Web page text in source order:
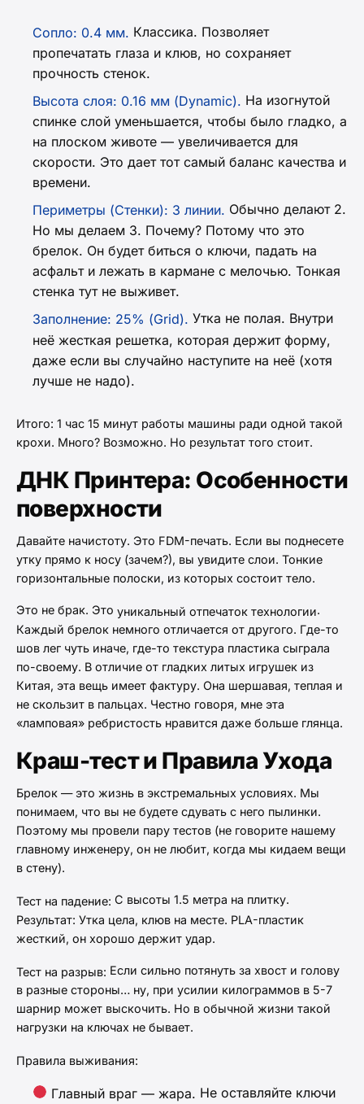
Сопло: 0.4 мм. Классика. Позволяет
пропечатать глаза и клюв, но сохраняет
прочность стенок.
Высота слоя: 0.16 мм (Dynamic). На изогнутой
спинке слой уменьшается, чтобы было гладко, а
на плоском животе — увеличивается для
скорости. Это дает тот самый баланс качества и
времени.
Периметры (Стенки): 3 линии. Обычно делают 2.
Но мы делаем 3. Почему? Потому что это
брелок. Он будет биться о ключи, падать на
асфальт и лежать в кармане с мелочью. Тонкая
стенка тут не выживет.
Заполнение: 25% (Grid). Утка не полая. Внутри
неё жесткая решетка, которая держит форму,
даже если вы случайно наступите на неё (хотя
лучше не надо).
Итого: 1 час 15 минут работы машины ради одной такой
крохи. Много? Возможно. Но результат того стоит.
ДНК Принтера: Особенности
поверхности
Давайте начистоту. Это FDM-печать. Если вы поднесете
утку прямо к носу (зачем?), вы увидите слои. Тонкие
горизонтальные полоски, из которых состоит тело.
Это не брак. Это уникальный отпечаток технологии.
Каждый брелок немного отличается от другого. Где-то
шов лег чуть иначе, где-то текстура пластика сыграла
по-своему. В отличие от гладких литых игрушек из
Китая, эта вещь имеет фактуру. Она шершавая, теплая и
не скользит в пальцах. Честно говоря, мне эта
«ламповая» ребристость нравится даже больше глянца.
Краш-тест и Правила Ухода
Брелок — это жизнь в экстремальных условиях. Мы
понимаем, что вы не будете сдувать с него пылинки.
Поэтому мы провели пару тестов (не говорите нашему
главному инженеру, он не любит, когда мы кидаем вещи
в стену).
Тест на падение: С высоты 1.5 метра на плитку.
Результат: Утка цела, клюв на месте. PLA-пластик
жесткий, он хорошо держит удар.
Тест на разрыв: Если сильно потянуть за хвост и голову
в разные стороны… ну, при усилии килограммов в 5-7
шарнир может выскочить. Но в обычной жизни такой
нагрузки на ключах не бывает.
Правила выживания:
Главный враг — жара. Не оставляйте ключи